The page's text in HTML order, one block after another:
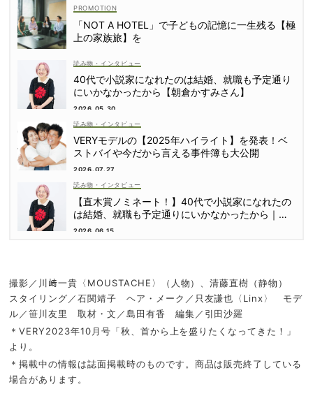
「NOT A HOTEL」で子どもの記憶に一生残る【極
上の家族旅】を
読み物・インタビュー
40代で小説家になれたのは結婚、就職も予定通り
にいかなかったから【朝倉かすみさん】
2026.05.30
読み物・インタビュー
VERYモデルの【2025年ハイライト】を発表！ベ
ストバイや今だから言える事件簿も大公開
2026.07.27
読み物・インタビュー
【直木賞ノミネート！】40代で小説家になれたの
は結婚、就職も予定通りにいかなかったから｜朝
倉かすみさん
2026.06.15
撮影／川﨑一貴〈MOUSTACHE〉（人物）、清藤直樹（静物）
スタイリング／石関靖子 ヘア・メーク／只友謙也〈Linx〉 モデ
ル／笹川友里 取材・文／島田有香 編集／引田沙羅
＊VERY2023年10月号「秋、首から上を盛りたくなってきた！」
より。
＊掲載中の情報は誌面掲載時のものです。商品は販売終了している
場合があります。